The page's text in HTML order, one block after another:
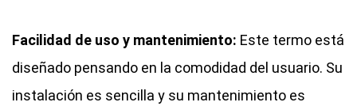
Facilidad de uso y mantenimiento: Este termo está
diseñado pensando en la comodidad del usuario. Su
instalación es sencilla y su mantenimiento es